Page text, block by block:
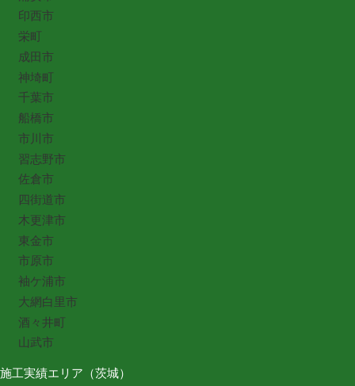
印西市
栄町
成田市
神埼町
千葉市
船橋市
市川市
習志野市
佐倉市
四街道市
木更津市
東金市
市原市
袖ケ浦市
大網白里市
酒々井町
山武市
施工実績エリア（茨城）